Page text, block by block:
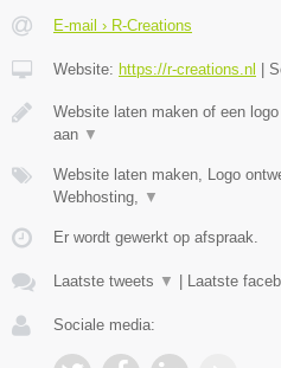
E-mail › R-Creations
Website: https://r-creations.nl
Website laten maken of een
aan ▼
Website laten maken, Logo
Webhosting,
▼
Er wordt gewerkt op afspraak.
Laatste tweets ▼ Laatste
Sociale media: